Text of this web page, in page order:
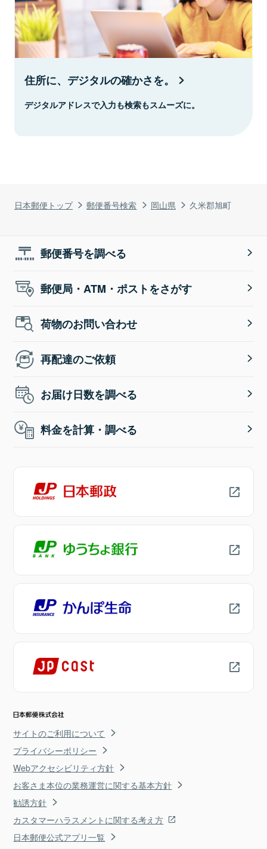
日本郵便トップ 郵便番号検索 岡山県 久米郡旭町
住所に、デジタルの確かさを。
デジタルアドレスで入力も検索もスムーズに。
郵便番号を調べる
郵便局・ATM・ポストをさがす
荷物のお問い合わせ
再配達のご依頼
お届け日数を調べる
料金を計算・調べる
サイトのご利用について
プライバシーポリシー
Webアクセシビリティ方針
お客さま本位の業務運営に関する基本方針
勧誘方針
カスタマーハラスメントに関する考え方
日本郵便公式アプリ一覧